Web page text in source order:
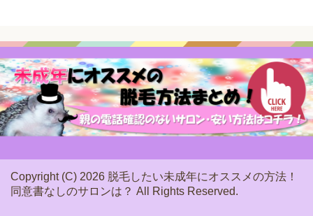
Copyright (C) 2026 脱毛したい未成年にオススメの方法！
同意書なしのサロンは？ All Rights Reserved.